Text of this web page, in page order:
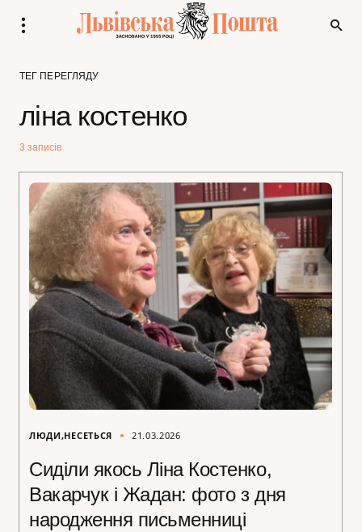
ТЕГ ПЕРЕГЛЯДУ
ліна костенко
3 записів
ЛЮДИ НЕСЕТЬСЯ 21.03.2026
Сиділи якось Ліна Костенко,
Вакарчук і Жадан: фото з дня
народження письменниці